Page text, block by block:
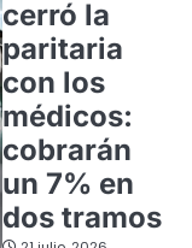
cerró la
paritaria
con los
médicos:
cobrarán
un 7% en
dos tramos